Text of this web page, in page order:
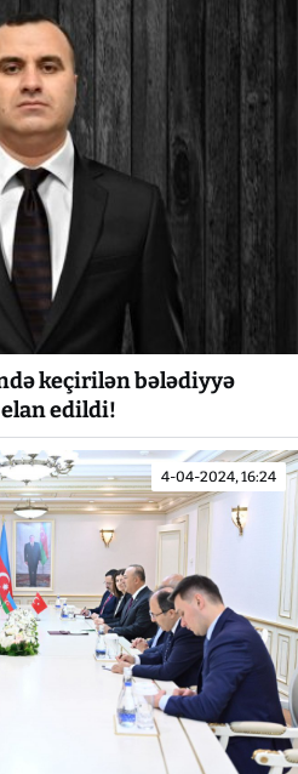
keçirilən bələdiyyə
edildi!
4-04-2024, 16:24